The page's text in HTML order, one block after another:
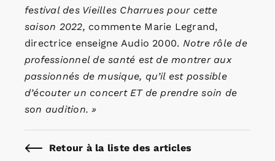
festival des Vieilles Charrues pour cette
saison 2022, commente Marie Legrand,
directrice enseigne Audio 2000. Notre rôle de
professionnel de santé est de montrer aux
passionnés de musique, qu’il est possible
d’écouter un concert ET de prendre soin de
son audition. »
Retour à la liste des articles